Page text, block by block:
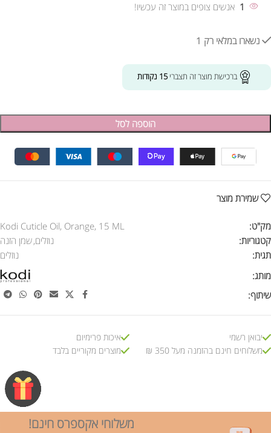
1 אנשים צופים במוצר זה עכשיו!
נשארו במלאי רק 1
ברכישת מוצר זה תצברי 15 נקודות
הוספה לסל
שמירת מוצר
מק"ט:
Kodi Cuticle Oil, Orange, 15 ML
קטגוריות:
נוזלים,שמן הזנה
תגית:
נוזלים
מותג:
שיתוף:
יבואן רשמי
משלוחים חינם בהזמנה מעל 350 ₪
איכות פרימיום
מוצרים מקוריים בלבד
משלוחי אקספרס חינם!